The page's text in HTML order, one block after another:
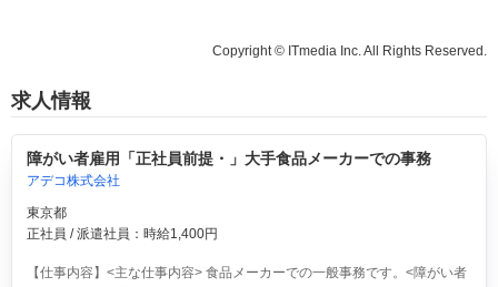
Copyright © ITmedia Inc. All Rights Reserved.
求人情報
障がい者雇用「正社員前提・」大手食品メーカーでの事務
アデコ株式会社
東京都
正社員 / 派遣社員：時給1,400円
【仕事内容】<主な仕事内容> 食品メーカーでの一般事務です。<障がい者